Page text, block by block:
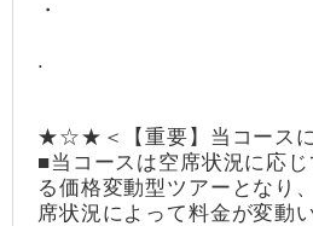
・
.
★☆★＜【重要】当コース
■当コースは空席状況に応
る価格変動型ツアーとなり
席状況によって料金が変動